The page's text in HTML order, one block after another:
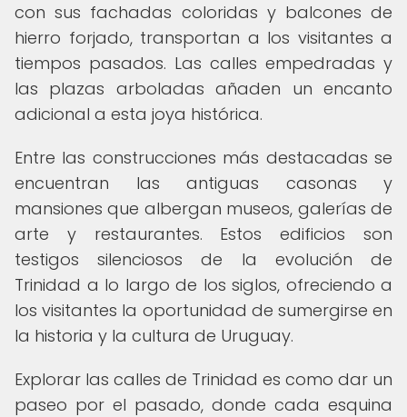
con sus fachadas coloridas y balcones de
hierro forjado, transportan a los visitantes a
tiempos pasados. Las calles empedradas y
las plazas arboladas añaden un encanto
adicional a esta joya histórica.
Entre las construcciones más destacadas se
encuentran las antiguas casonas y
mansiones que albergan museos, galerías de
arte y restaurantes. Estos edificios son
testigos silenciosos de la evolución de
Trinidad a lo largo de los siglos, ofreciendo a
los visitantes la oportunidad de sumergirse en
la historia y la cultura de Uruguay.
Explorar las calles de Trinidad es como dar un
paseo por el pasado, donde cada esquina